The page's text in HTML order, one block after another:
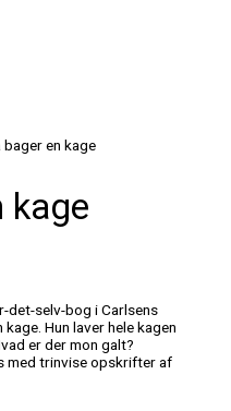
bager en kage
kage
det-selv-bog i Carlsens
Hun laver hele kagen
er der mon galt?
med trinvise opskrifter af